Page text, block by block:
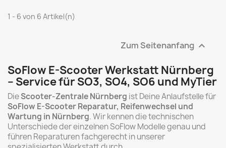
1 - 6 von 6 Artikel(n)
Zum Seitenanfang 
SoFlow E-Scooter Werkstatt Nürnberg
– Service für SO3, SO4, SO6 und MyTier
DieScooter-Zentrale Nürnberg ist Deine Anlaufstelle für
SoFlow E-Scooter Reparatur, Reifenwechsel und
Wartung in Nürnberg. Wir kennen die technischen
Unterschiede der einzelnen SoFlow Modelle genau und
führen Reparaturen fachgerecht in unserer